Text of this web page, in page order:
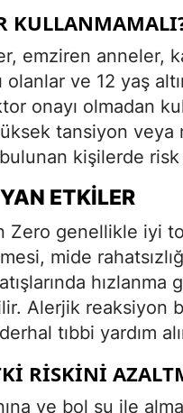
emziren anneler,
olanlar ve 12 yaş
onayı olmadan
tansiyon veya
kişilerde
ETKILER
Zero genellikle iyi
mide
hızlanma
Alerjik reaksiyon
tıbbi yardım
RISKINI
ve bol su ile